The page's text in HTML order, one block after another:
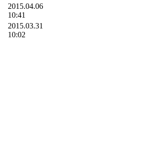
2015.04.06
10:41
2015.03.31
10:02